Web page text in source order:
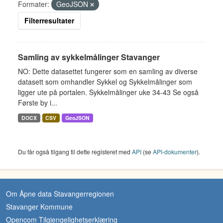
Formater:
GeoJSON
Filterresultater
Samling av sykkelmålinger Stavanger
NO: Dette datasettet fungerer som en samling av diverse
datasett som omhandler Sykkel og Sykkelmålinger som
ligger ute på portalen. Sykkelmålinger uke 34-43 Se også
Første by i...
DOCX CSV GeoJSON
Du får også tilgang til dette registeret med API (seAPI-dokumenter).
Om Åpne data Stavangerregionen
Stavanger Kommune
Opencom Tilgjengelighetserklæring